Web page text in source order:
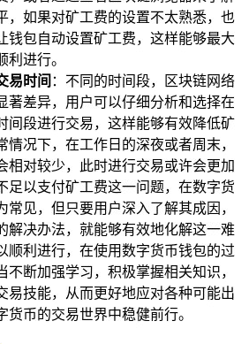
，如果对矿工费的设置不太熟悉，也
钱包自动设置矿工费，这样能够最大
利进行。
易时间 ：不同的时间段，区块链网络
著差异，用户可以仔细分析和选择在
间段进行交易，这样能够有效降低矿
情况下，在工作日的深夜或者周末，
相对较少，此时进行交易或许会更加
足以支付矿工费这一问题，在数字货
常见，但只要用户深入了解其成因，
解决办法，就能够有效地化解这一难
顺利进行，在使用数字货币钱包的过
不断加强学习，积极掌握相关知识，
易技能，从而更好地应对各种可能出
货币的交易世界中稳健前行。